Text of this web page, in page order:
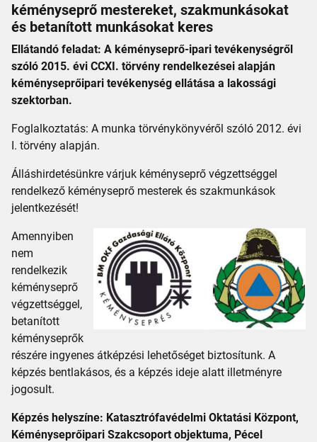
kéményseprő mestereket, szakmunkásokat
és betanított munkásokat keres
Ellátandó feladat: A kéményseprő-ipari tevékenységről
szóló 2015. évi CCXI. törvény rendelkezései alapján
kéményseprőipari tevékenység ellátása a lakossági
szektorban.
Foglalkoztatás: A munka törvénykönyvéről szóló 2012. évi
I. törvény alapján.
Álláshirdetésünkre várjuk kéményseprő végzettséggel
rendelkező kéményseprő mesterek és szakmunkások
jelentkezését!
Amennyiben
nem
rendelkezik
kéményseprő
végzettséggel,
betanított
kéményseprők
részére ingyenes átképzési lehetőséget biztosítunk. A
képzés bentlakásos, és a képzés ideje alatt illetményre
jogosult.
Képzés helyszíne: Katasztrófavédelmi Oktatási Központ,
Kéményseprőipari Szakcsoport objektuma, Pécel